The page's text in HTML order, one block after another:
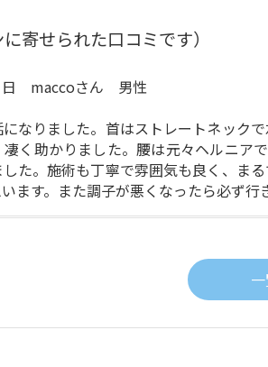
寄せられた口コミです）
日 maccoさん 男性
なりました。首はストレートネック
く助かりました。腰は元々ヘルニア
た。施術も丁寧で雰囲気も良く、ま
ます。また調子が悪くなったら必ず行